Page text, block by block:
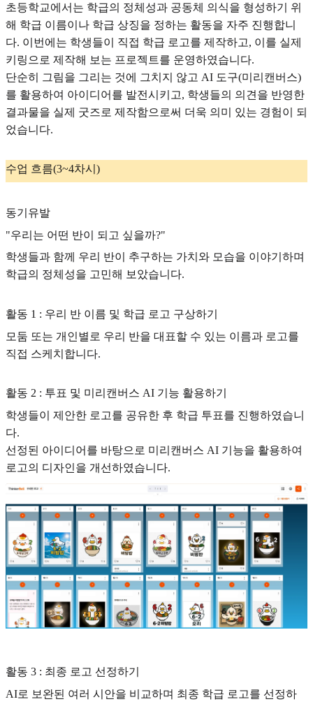
초등학교에서는 학급의 정체성과 공동체 의식을 형성하기 위
해 학급 이름이나 학급 상징을 정하는 활동을 자주 진행합니
다. 이번에는 학생들이 직접 학급 로고를 제작하고, 이를 실제
키링으로 제작해 보는 프로젝트를 운영하였습니다.
단순히 그림을 그리는 것에 그치지 않고 AI 도구(미리캔버스)
를 활용하여 아이디어를 발전시키고, 학생들의 의견을 반영한
결과물을 실제 굿즈로 제작함으로써 더욱 의미 있는 경험이 되
었습니다.
수업 흐름(3~4차시)
동기유발
"우리는 어떤 반이 되고 싶을까?"
학생들과 함께 우리 반이 추구하는 가치와 모습을 이야기하며
학급의 정체성을 고민해 보았습니다.
활동 1 : 우리 반 이름 및 학급 로고 구상하기
모둠 또는 개인별로 우리 반을 대표할 수 있는 이름과 로고를
직접 스케치합니다.
활동 2 : 투표 및 미리캔버스 AI 기능 활용하기
학생들이 제안한 로고를 공유한 후 학급 투표를 진행하였습니
다.
선정된 아이디어를 바탕으로 미리캔버스 AI 기능을 활용하여
로고의 디자인을 개선하였습니다.
활동 3 : 최종 로고 선정하기
AI로 보완된 여러 시안을 비교하며 최종 학급 로고를 선정하